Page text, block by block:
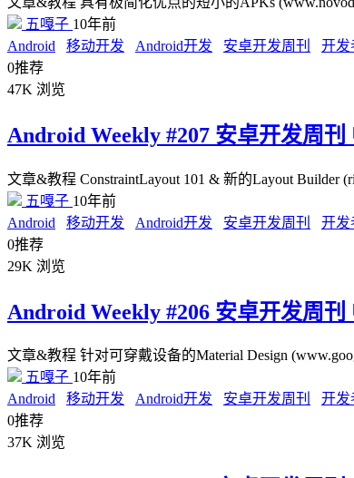
五嘎子 10年前
Android
移动开发 Android开发 安卓开发周刊
开发
0推荐
47K 浏览
Android Weekly #207 安卓开发周刊
文章&教程 ConstraintLayout 101 & 新的Layout Builder
五嘎子 10年前
Android
移动开发 Android开发 安卓开发周刊
开发
0推荐
29K 浏览
Android Weekly #206 安卓开发周刊
文章&教程 针对可穿戴设备的Material Design
五嘎子 10年前
Android
移动开发 Android开发 安卓开发周刊
开发
0推荐
37K 浏览